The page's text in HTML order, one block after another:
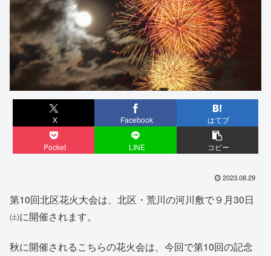
X Facebook はてブ
Pocket LINE コピー
2023.08.29
第10回北区花火大会は、北区・荒川の河川敷で９月30日
㈯に開催されます。
秋に開催されるこちらの花火会は、今回で第10回の記念